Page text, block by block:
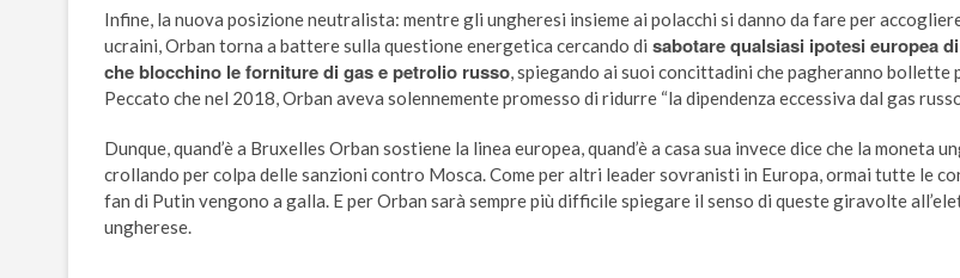
Infine, la nuova posizione neutralista: mentre gli ungheresi insieme ai polacchi si danno da fare per
ucraini, Orban torna a battere sulla questione energetica cercando di sabotare qualsiasi ipotesi europea
che blocchino le forniture di gas e petrolio russo, spiegando ai suoi concittadini che pagheranno bollette
Peccato che nel 2018, Orban aveva solennemente promesso di ridurre “la dipendenza eccessiva dal gas
Dunque, quand’è a Bruxelles Orban sostiene la linea europea, quand’è a casa sua invece dice che la moneta
crollando per colpa delle sanzioni contro Mosca. Come per altri leader sovranisti in Europa, ormai tutte le
fan di Putin vengono a galla. E per Orban sarà sempre più difficile spiegare il senso di queste giravolte
ungherese.